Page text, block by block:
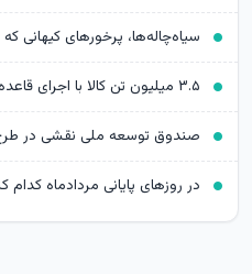
سیاه‌چاله‌ها، پرخورهای کیهانی
۳.۵ میلیون تن کالا با اجرای قاعده «تقدم قبض انبار» وارد کشور شد
صندوق توسعه ملی نقشی در طرح
در روزهای پایانی مردادماه